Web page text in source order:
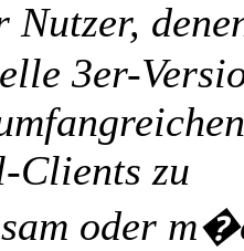
3er-
Clients zu
oder